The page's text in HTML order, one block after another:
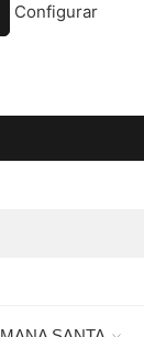
Configurar